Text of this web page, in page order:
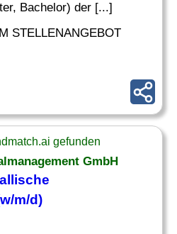
Bachelor) der [...]
STELLENANGEBOT
gefunden
GmbH
m/d)